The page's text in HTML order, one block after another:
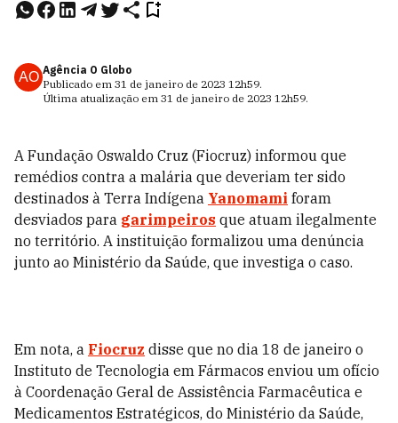
AO Agência O Globo
Publicado em 31 de janeiro de 2023 12h59.
Última atualização em 31 de janeiro de 2023 12h59.
A Fundação Oswaldo Cruz (Fiocruz) informou que
remédios contra a malária que deveriam ter sido
destinados à Terra Indígena Yanomami foram
desviados para garimpeiros que atuam ilegalmente
no território. A instituição formalizou uma denúncia
junto ao Ministério da Saúde, que investiga o caso.
Em nota, a Fiocruz disse que no dia 18 de janeiro o
Instituto de Tecnologia em Fármacos enviou um ofício
à Coordenação Geral de Assistência Farmacêutica e
Medicamentos Estratégicos, do Ministério da Saúde,